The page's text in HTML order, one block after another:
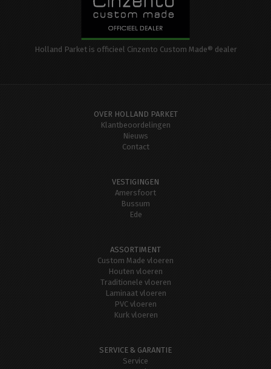
Holland Parket is officieel Cinzento Custom Made® dealer
OVER HOLLAND PARKET
Klantbeoordelingen
Nieuws
Contact
VESTIGINGEN
Amersfoort
Bussum
Ede
ASSORTIMENT
Custom Made vloeren
Houten vloeren
Traditionele vloeren
Laminaat vloeren
PVC vloeren
Kurk vloeren
SERVICE & GARANTIE
Service